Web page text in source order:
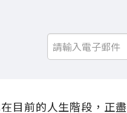
目前的人生階段，正